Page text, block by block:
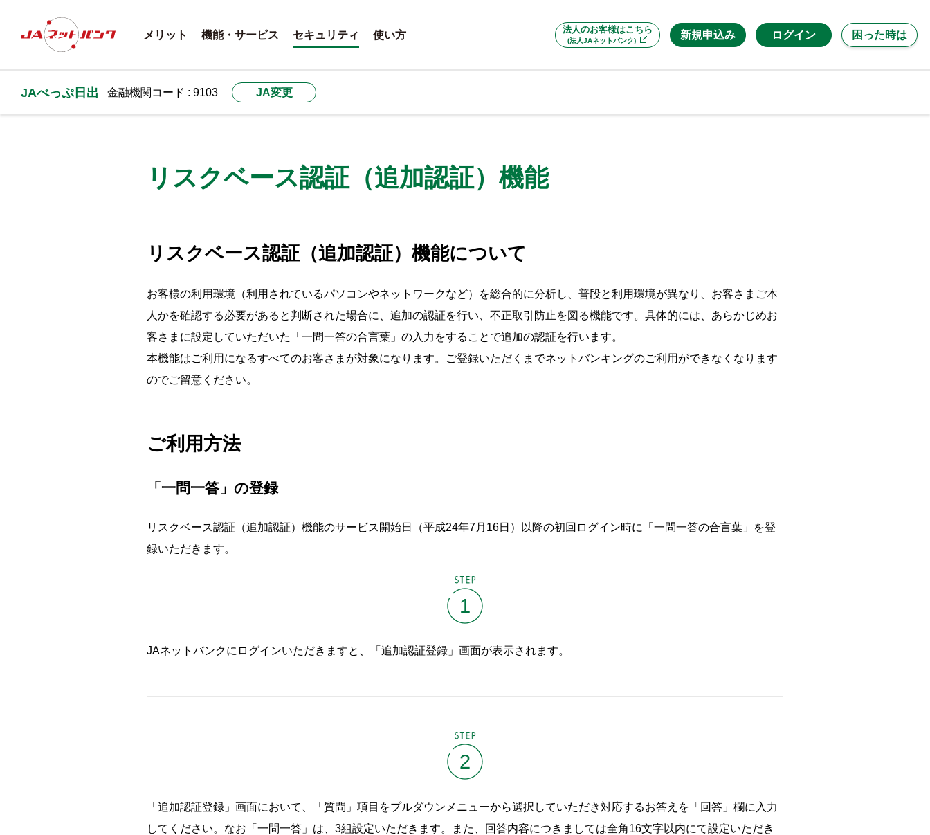
法人のお客様はこちら
(法人JAネットバンク) 新規申込み
メリット 機能・サービス セキュリティ 使い方 ログイン 困った時は
JAべっぷ日出 金融機関コード : 9103 JA変更
リスクベース認証（追加認証）機能
リスクベース認証（追加認証）機能について
お客様の利用環境（利用されているパソコンやネットワークなど）を総合的に分析し、普段と利用環境が異なり、お客さまご本
人かを確認する必要があると判断された場合に、追加の認証を行い、不正取引防止を図る機能です。具体的には、あらかじめお
客さまに設定していただいた「一問一答の合言葉」の入力をすることで追加の認証を行います。
本機能はご利用になるすべてのお客さまが対象になります。ご登録いただくまでネットバンキングのご利用ができなくなります
のでご留意ください。
ご利用方法
「一問一答」の登録
リスクベース認証（追加認証）機能のサービス開始日（平成24年7月16日）以降の初回ログイン時に「一問一答の合言葉」を登
録いただきます。
1
JAネットバンクにログインいただきますと、「追加認証登録」画面が表示されます。
2
「追加認証登録」画面において、「質問」項目をプルダウンメニューから選択していただき対応するお答えを「回答」欄に入力
してください。なお「一問一答」は、3組設定いただきます。また、回答内容につきましては全角16文字以内にて設定いただき